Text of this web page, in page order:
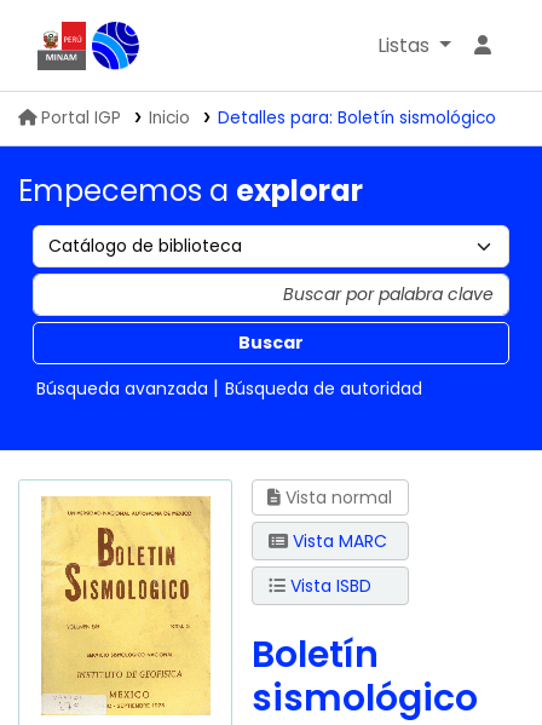
Biblioteca IGP
Listas
Portal IGP Inicio Detalles para: Boletín sismológico
Empecemos a explorar
Buscar
Búsqueda avanzada
Búsqueda de autoridad
Vista normal
Vista MARC
Vista ISBD
Boletín
sismológico